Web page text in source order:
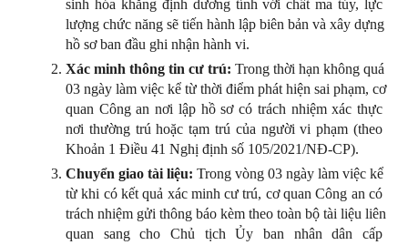
sinh hóa khẳng định dương tính với chất ma túy, lực
lượng chức năng sẽ tiến hành lập biên bản và xây dựng
hồ sơ ban đầu ghi nhận hành vi.
Xác minh thông tin cư trú: Trong thời hạn không quá
03 ngày làm việc kể từ thời điểm phát hiện sai phạm, cơ
quan Công an nơi lập hồ sơ có trách nhiệm xác thực
nơi thường trú hoặc tạm trú của người vi phạm (theo
Khoản 1 Điều 41 Nghị định số 105/2021/NĐ-CP).
Chuyển giao tài liệu: Trong vòng 03 ngày làm việc kể
từ khi có kết quả xác minh cư trú, cơ quan Công an có
trách nhiệm gửi thông báo kèm theo toàn bộ tài liệu liên
quan sang cho Chủ tịch Ủy ban nhân dân cấp